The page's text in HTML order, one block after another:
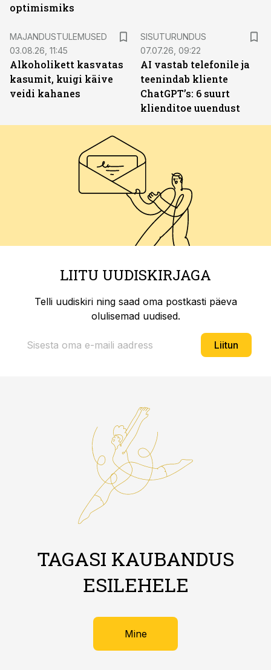
optimismiks
MAJANDUSTULEMUSED
03.08.26, 11:45
Alkoholikett kasvatas
kasumit, kuigi käive
veidi kahanes
SISUTURUNDUS
07.07.26, 09:22
AI vastab telefonile ja
teenindab kliente
ChatGPT’s: 6 suurt
klienditoe uuendust
LIITU UUDISKIRJAGA
Telli uudiskiri ning saad oma postkasti päeva
olulisemad uudised.
Liitun
TAGASI KAUBANDUS
ESILEHELE
Mine